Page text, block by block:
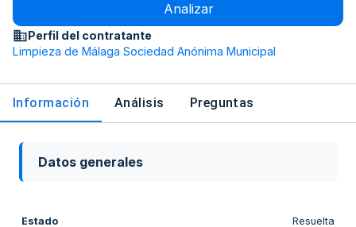
Analizar
Perfil del contratante
Limpieza de Málaga Sociedad Anónima Municipal
Información Análisis Preguntas
Datos generales
Estado Resuelta